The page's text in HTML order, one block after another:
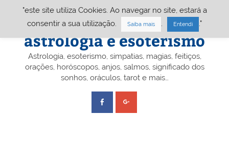
Portal A&E – Portal
astrologia e esoterismo
Astrologia, esoterismo, simpatias, magias, feitiços,
orações, horóscopos, anjos, salmos, significado dos
sonhos, oráculos, tarot e mais…
"este site utiliza Cookies. Ao navegar no site, estará a
consentir a sua utilização.
Saiba mais Entendi ."